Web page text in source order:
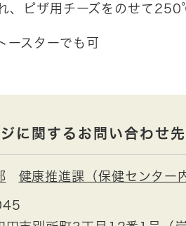
、ピザ用チーズをのせて
スターでも可
に関するお問い合わせ先
健康推進課（保健センター